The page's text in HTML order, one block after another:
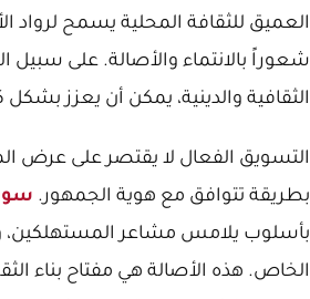
العميق للثقافة المحلية يسمح لرواد
شعوراً بالانتماء والأصالة. على سبيل
الثقافية والدينية، يمكن أن يعزز
التسويق الفعال لا يقتصر على عرض
بطريقة تتوافق مع هوية الجمهور.
بأسلوب يلامس مشاعر
الخاص. هذه الأصالة هي مفتاح بناء